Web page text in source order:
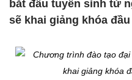
bắt đầu tuyển sinh từ
sẽ khai giảng khóa